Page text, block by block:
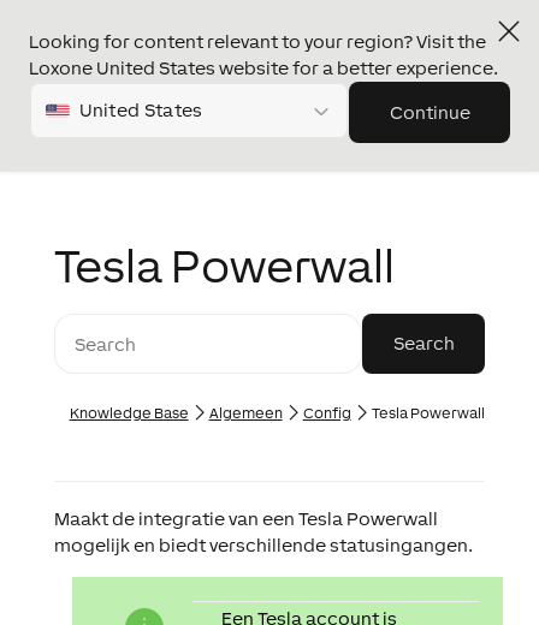
Looking for content relevant to your region? Visit the
Loxone United States website for a better experience.
United States Continue
Tesla Powerwall
Knowledge Base Algemeen Config Tesla Powerwall
Maakt de integratie van een Tesla Powerwall
mogelijk en biedt verschillende statusingangen.
Een Tesla account is